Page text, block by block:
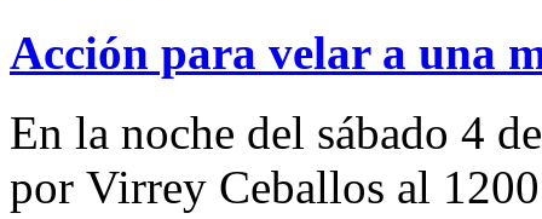
Acción para velar a una
En la noche del sábado 4
por Virrey Ceballos al